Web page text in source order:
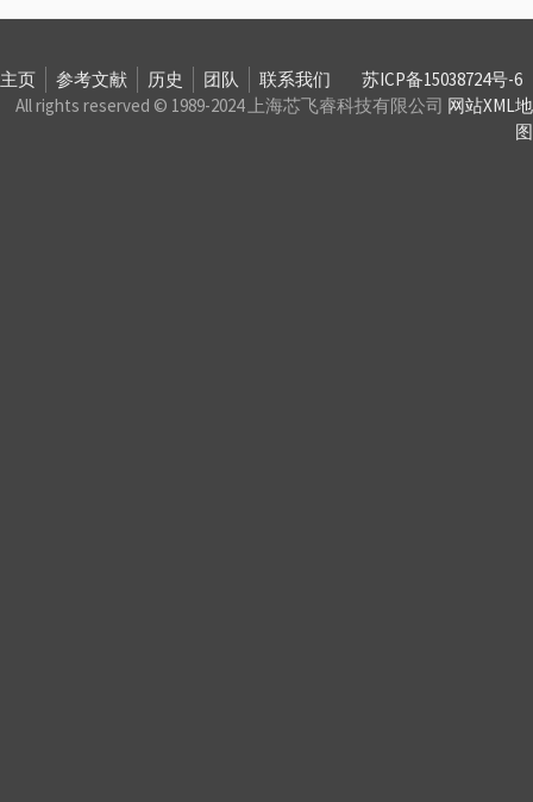
主页 参考文献 历史 团队 联系我们
苏ICP备15038724号-6
All rights reserved © 1989-2024 上海芯飞睿科技有限公司 网站XML地
图